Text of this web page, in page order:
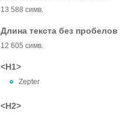
13 588 симв.
Длина текста без пробелов
12 605 симв.
<H1>
Zepter
<H2>